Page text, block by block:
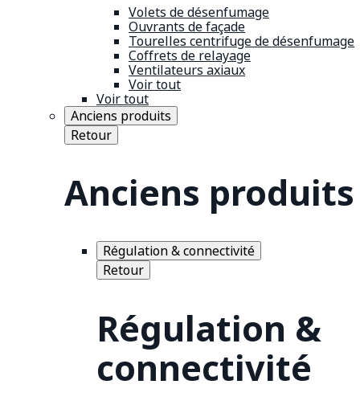
Volets de désenfumage
Ouvrants de façade
Tourelles centrifuge de désenfumage
Coffrets de relayage
Ventilateurs axiaux
Voir tout
Voir tout
Anciens produits
Retour
Anciens produits
Régulation & connectivité
Retour
Régulation &
connectivité